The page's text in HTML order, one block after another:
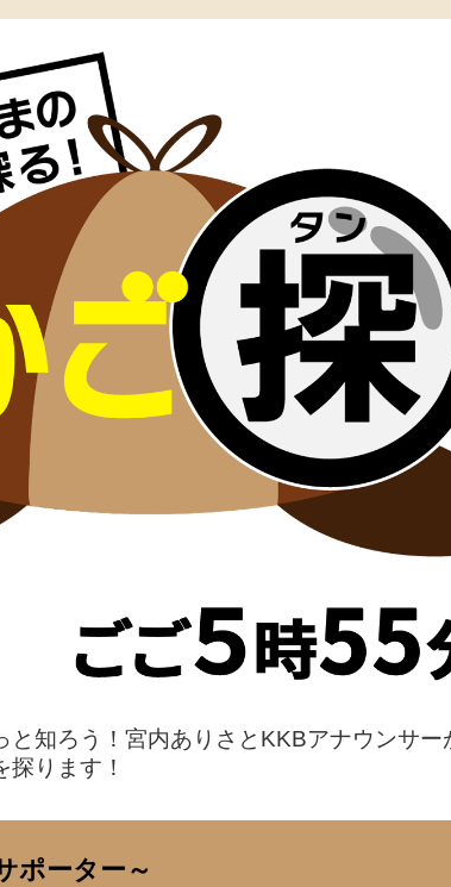
知ろう！ 宮内ありさとKKBアナウンサ
ります！
ポーター～